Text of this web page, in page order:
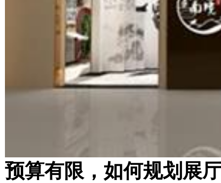
预算有限，如何规划展